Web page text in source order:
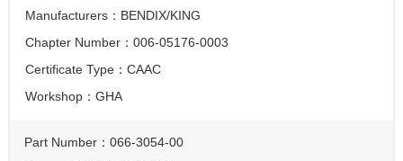
Manufacturers： BENDIX/KING
Chapter Number： 006-05176-0003
Certificate Type： CAAC
Workshop： GHA
Part Number：066-3054-00